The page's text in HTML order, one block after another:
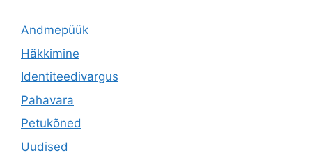
Andmepüük
Häkkimine
Identiteedivargus
Pahavara
Petukõned
Uudised